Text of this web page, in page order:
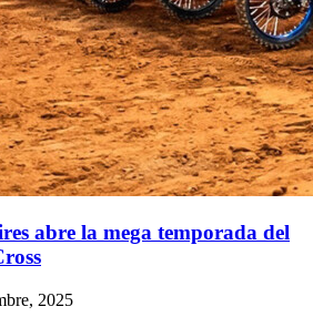
abre la mega temporada del
2025